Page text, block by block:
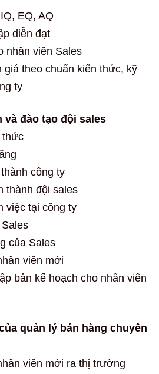
EQ, AQ
diễn đạt
nhân viên Sales
giá theo chuẩn kiến thức, kỹ
ty
và đào tạo đội sales
thức
công ty
thành đội sales
việc tại công ty
của Sales
viên mới
bản kế hoạch cho nhân viên
quản lý bán hàng chuyên
viên mới ra thị trường